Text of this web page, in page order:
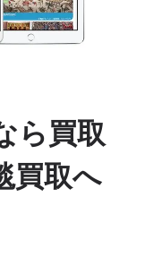
ら買取
買取へ